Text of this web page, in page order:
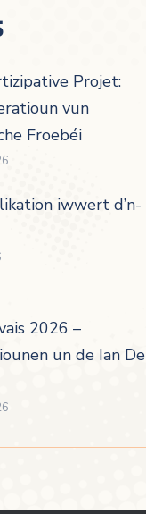
Projet:
vun
Froebéi
iwwert d’n-
2026 –
un de Ian De